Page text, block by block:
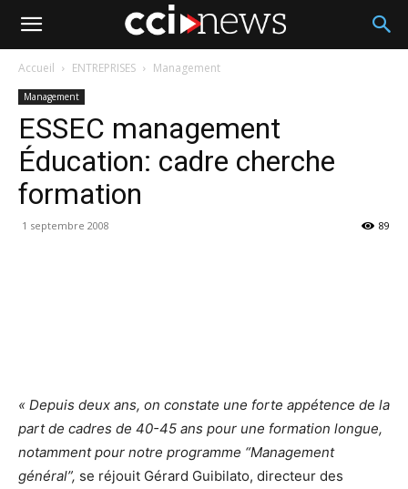
Accueil ENTREPRISES Management
Management
ESSEC management
Éducation: cadre cherche
formation
1 septembre 2008 89
« Depuis deux ans, on constate une forte appétence de la
part de cadres de 40-45 ans pour une formation longue,
notamment pour notre programme “Management
général”, se réjouit Gérard Guibilato, directeur des